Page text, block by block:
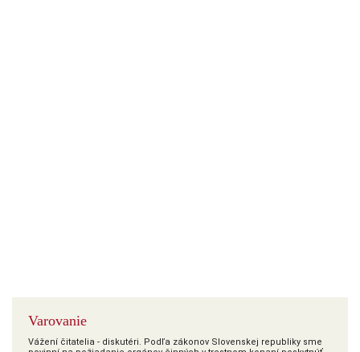
Varovanie
Vážení čitatelia - diskutéri. Podľa zákonov Slovenskej republiky sme